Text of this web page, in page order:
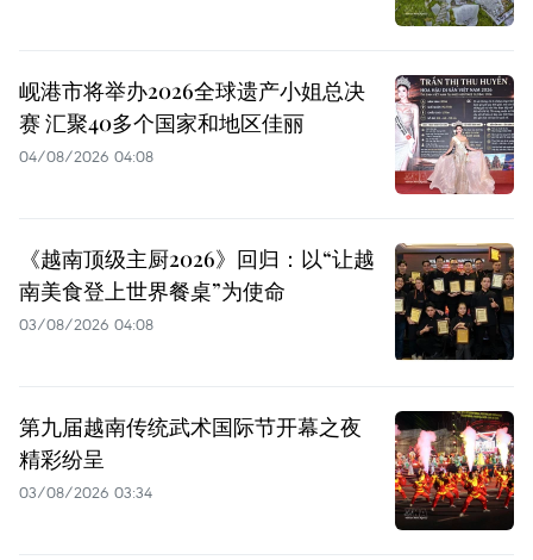
岘港市将举办2026全球遗产小姐总决
赛 汇聚40多个国家和地区佳丽
04/08/2026 04:08
《越南顶级主厨2026》回归：以“让越
南美食登上世界餐桌”为使命
03/08/2026 04:08
第九届越南传统武术国际节开幕之夜
精彩纷呈
03/08/2026 03:34